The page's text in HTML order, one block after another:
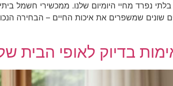
נפרד מחיי היומיום שלנו. ממכשירי חשמל
שונים שמשפרים את איכות החיים – הבחירה
בדיוק לאופי הבית